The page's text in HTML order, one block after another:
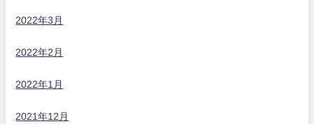
2022年3月
2022年2月
2022年1月
2021年12月